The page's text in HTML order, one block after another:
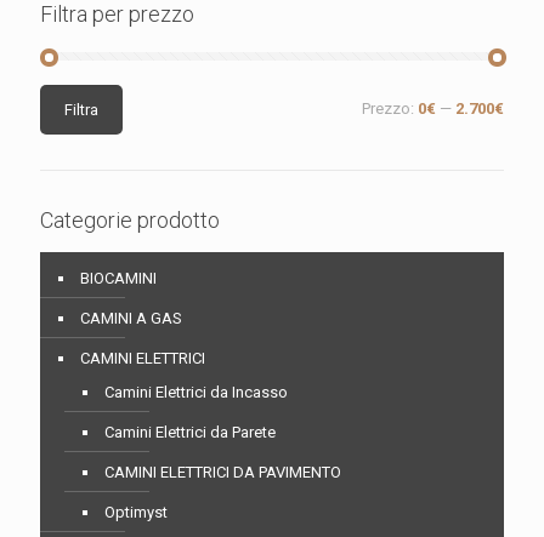
Filtra per prezzo
Prezzo
Prezzo
MaxFiltra Prezzo: 0€ — 2.700€
Categorie prodotto
BIOCAMINI
CAMINI A GAS
CAMINI ELETTRICI
Camini Elettrici da Incasso
Camini Elettrici da Parete
CAMINI ELETTRICI DA PAVIMENTO
Optimyst